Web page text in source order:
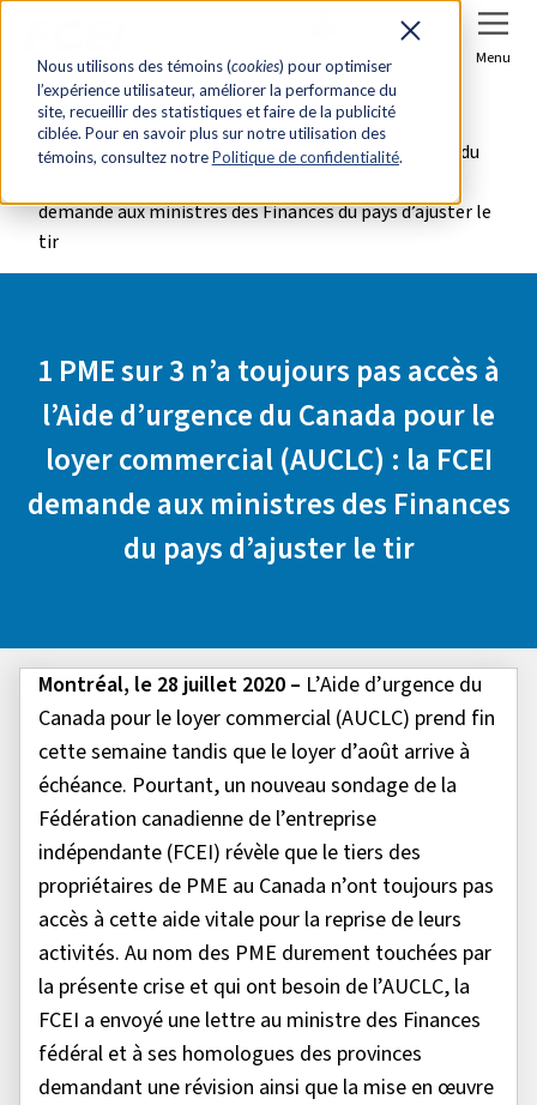
Nous utilisons des témoins (cookies) pour optimiser
l’expérience utilisateur, améliorer la performance du
site, recueillir des statistiques et faire de la publicité
ciblée. Pour en savoir plus sur notre utilisation des
témoins, consultez notrePolitique de confidentialité.
Se connecter Menu
Accueil
Salle de presse
1 PME sur 3 n’a toujours pas accès à l’Aide d’urgence du
demande aux ministres des Finances du pays d’ajuster le
tir
1 PME sur 3 n’a toujours pas accès à
l’Aide d’urgence du Canada pour le
loyer commercial (AUCLC) : la FCEI
demande aux ministres des Finances
du pays d’ajuster le tir
Montréal, le 28 juillet 2020 – L’Aide d’urgence du
Canada pour le loyer commercial (AUCLC) prend fin
cette semaine tandis que le loyer d’août arrive à
échéance. Pourtant, un nouveau sondage de la
Fédération canadienne de l’entreprise
indépendante (FCEI) révèle que le tiers des
propriétaires de PME au Canada n’ont toujours pas
accès à cette aide vitale pour la reprise de leurs
activités. Au nom des PME durement touchées par
la présente crise et qui ont besoin de l’AUCLC, la
FCEI a envoyé une lettre au ministre des Finances
fédéral et à ses homologues des provinces
demandant une révision ainsi que la mise en œuvre